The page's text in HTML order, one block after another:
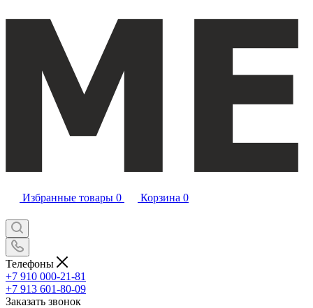
Избранные товары 0 Корзина 0
Телефоны
+7 910 000-21-81
+7 913 601-80-09
Заказать звонок